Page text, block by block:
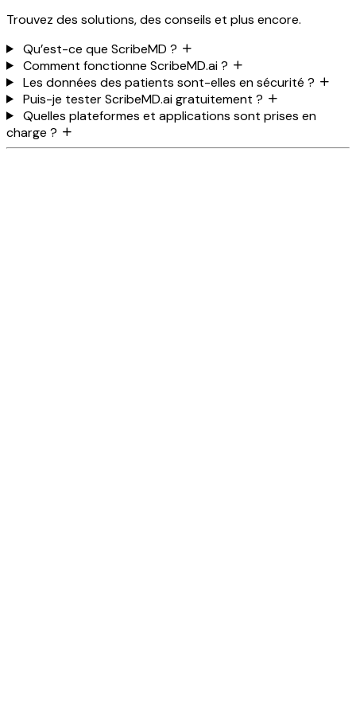
Trouvez des solutions, des conseils et plus encore.
Qu’est-ce que ScribeMD ?
Comment fonctionne ScribeMD.ai ?
Les données des patients sont-elles en sécurité ?
Puis-je tester ScribeMD.ai gratuitement ?
Quelles plateformes et applications sont prises en
charge ?